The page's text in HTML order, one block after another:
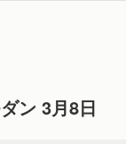
ン 3月8日